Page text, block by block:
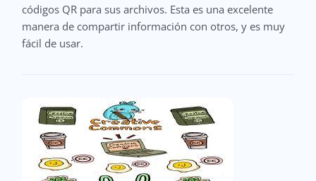
códigos QR para sus archivos. Esta es una excelente
manera de compartir información con otros, y es muy
fácil de usar.